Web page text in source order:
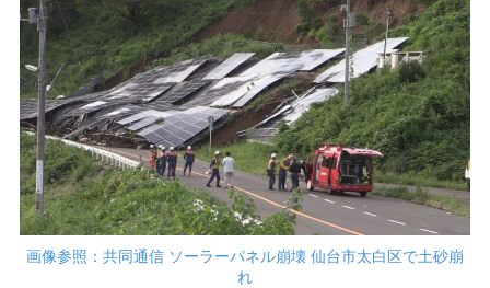
画像参照：共同通信 ソーラーパネル崩壊 仙台市太白区で土砂崩
れ